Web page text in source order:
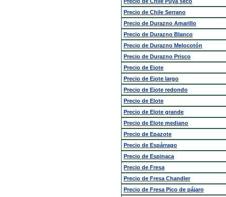
Precio de Chile Serrano
Precio de Durazno Amarillo
Precio de Durazno Blanco
Precio de Durazno Melocotón
Precio de Durazno Prisco
Precio de Ejote
Precio de Ejote largo
Precio de Ejote redondo
Precio de Elote
Precio de Elote grande
Precio de Elote mediano
Precio de Epazote
Precio de Espárrago
Precio de Espinaca
Precio de Fresa
Precio de Fresa Chandler
Precio de Fresa Pico de pájaro